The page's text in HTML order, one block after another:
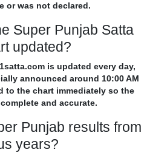
or was not declared.
Super Punjab Satta
updated?
is updated every day,
announced around 10:00 AM
to the chart immediately so the
and accurate.
Punjab results from
years?